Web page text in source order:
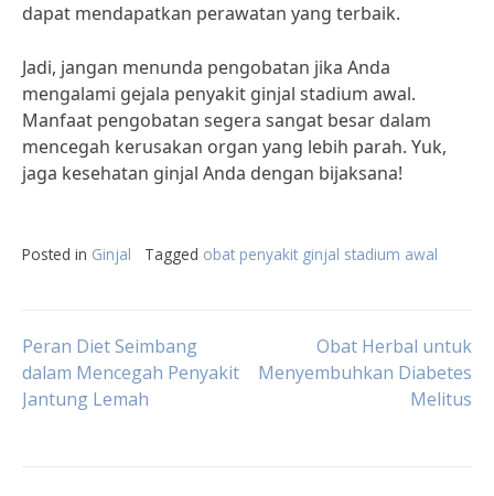
dapat mendapatkan perawatan yang terbaik.
Jadi, jangan menunda pengobatan jika Anda
mengalami gejala penyakit ginjal stadium awal.
Manfaat pengobatan segera sangat besar dalam
mencegah kerusakan organ yang lebih parah. Yuk,
jaga kesehatan ginjal Anda dengan bijaksana!
Posted in Ginjal Tagged obat penyakit ginjal stadium awal
Post
navigation
Peran Diet Seimbang
dalam Mencegah Penyakit
Jantung Lemah
Obat Herbal untuk
Menyembuhkan Diabetes
Melitus